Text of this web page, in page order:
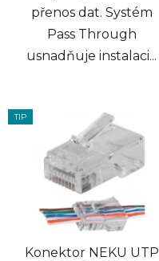
přenos dat. Systém
Pass Through
usnadňuje instalaci...
TIP
Konektor NEKU UTP